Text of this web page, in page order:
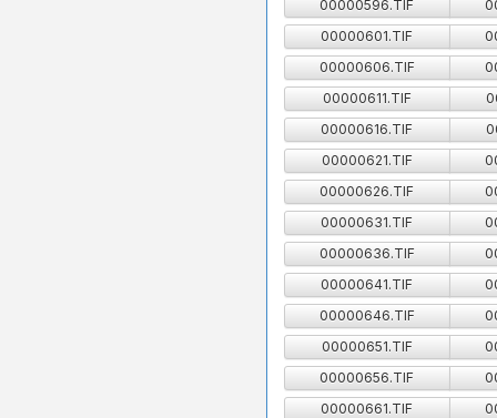
00000596.TIF
00000601.TIF
00000606.TIF
00000611.TIF
00000616.TIF
00000621.TIF
00000626.TIF
00000631.TIF
00000636.TIF
00000641.TIF
00000646.TIF
00000651.TIF
00000656.TIF
00000661.TIF